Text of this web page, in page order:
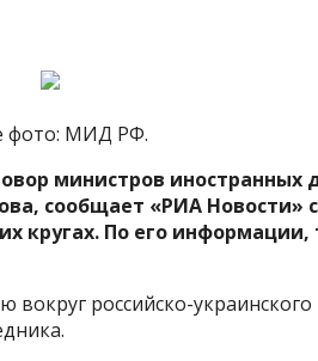
фото: МИД РФ.
министров иностранных
сообщает «РИА Новости»
кругах. По его информации,
российско-